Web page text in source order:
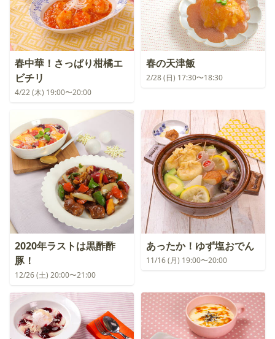
春中華！さっぱり柑橘エ
ビチリ
4/22 (木) 19:00〜20:00
春の天津飯
2/28 (日) 17:30〜18:30
2020年ラストは黒酢酢
豚！
12/26 (土) 20:00〜21:00
あったか！ゆず塩おでん
11/16 (月) 19:00〜20:00